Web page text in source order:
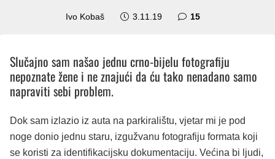
Ivo Kobaš 3.11.19 15komentara
Slučajno sam našao jednu crno-bijelu fotografiju
nepoznate žene i ne znajući da ću tako nenadano samo
napraviti sebi problem.
Dok sam izlazio iz auta na parkiralištu, vjetar mi je pod
noge donio jednu staru, izgužvanu fotografiju formata koji
se koristi za identifikacijsku dokumentaciju. Većina bi ljudi,